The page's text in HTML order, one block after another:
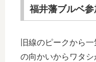
福井藩ブルベ
旧線のピークから
の向かいからワタ